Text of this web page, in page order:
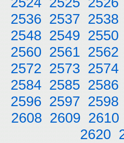
2536 2537 2538
2548 2549 2550
2560 2561 2562
2572 2573 2574
2584 2585 2586
2596 2597 2598
2608 2609 2610
2620